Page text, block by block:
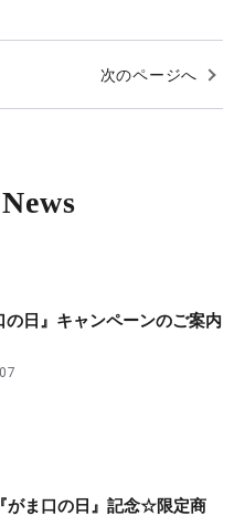
次のページへ
の日』キャンペーンのご案内
がま口の日』記念☆限定商